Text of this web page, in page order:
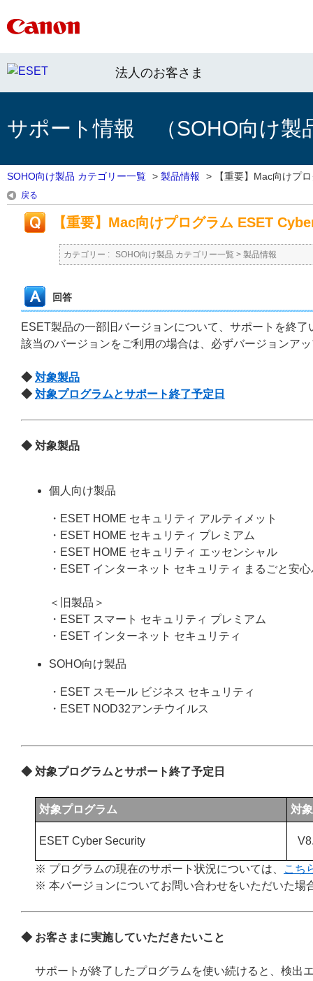
法人のお客さま
サポート情報 （SOHO向け製
SOHO向け製品 カテゴリー一覧 > 製品情報 > 【重要】Mac向けプ
戻る
【重要】Mac向けプログラム ESET
カテゴリー : SOHO向け製品 カテゴリー一覧 > 製品情報
回答
ESET製品の一部旧バージョンについて、サポートを終了
該当のバージョンをご利用の場合は、必ずバージョンア
◆ 対象製品
◆ 対象プログラムとサポート終了予定日
◆ 対象製品
個人向け製品
・ESET HOME セキュリティ アルティメット
・ESET HOME セキュリティ プレミアム
・ESET HOME セキュリティ エッセンシャル
・ESET インターネット セキュリティ まるごと安
＜旧製品＞
・ESET スマート セキュリティ プレミアム
・ESET インターネット セキュリティ
SOHO向け製品
・ESET スモール ビジネス セキュリティ
・ESET NOD32アンチウイルス
◆ 対象プログラムとサポート終了予定日
対象プログラム 対
ESET Cyber Security
※ プログラムの現在のサポート状況については、
こち
※ 本バージョンについてお問い合わせをいただいた場
◆ お客さまに実施していただきたいこと
サポートが終了したプログラムを使い続けると、検出